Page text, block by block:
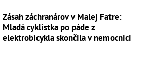
Zásah záchranárov v Malej Fatre:
Mladá cyklistka po páde z
elektrobicykla skončila v nemocnici